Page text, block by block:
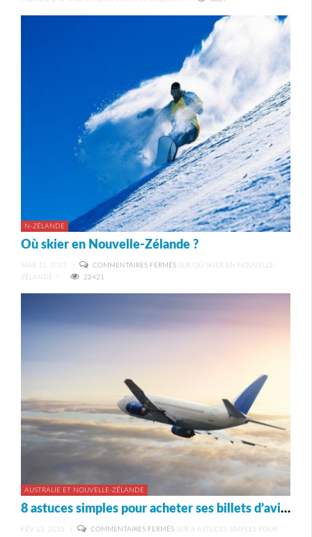
N-ZÉLANDE
Où skier en Nouvelle-Zélande ?
MAR 11, 2013 COMMENTAIRES FERMÉS SUR OÙ SKIER EN NOUVELLE-
ZÉLANDE ?
22421
AUSTRALIE ET NOUVELLE-ZÉLANDE
8 astuces simples pour acheter ses billets d’avion moins cher
FÉV 12, 2015 COMMENTAIRES FERMÉS SUR 8 ASTUCES SIMPLES POUR